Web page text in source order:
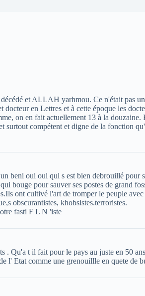
et ALLAH yarhmou. Ce n'était pas
docteur en Lettres et à cette époque les
on en fait actuellement 13 à la douzaine.
surtout compétent et digne de la fonction
beni oui oui qui s est bien debrouillé pour
bouge pour sauver ses postes de grand
ont cultivé l'art de tromper le peuple avec
obscurantistes, khobsistes.terroristes.
fasti F L N 'iste
. Qu'a t il fait pour le pays au juste en 50
l' Etat comme une grenouillle en quete de